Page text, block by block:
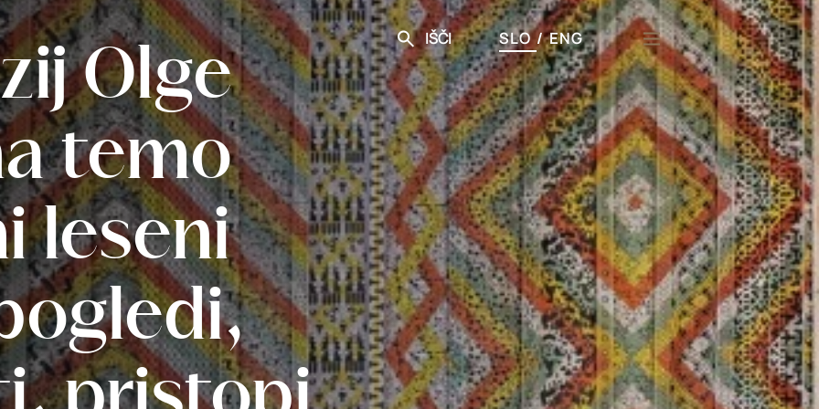
IŠČI
Išči
SLO / ENG
Olge
temo
leseni